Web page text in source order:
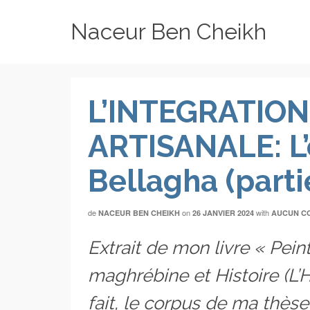
Naceur Ben Cheikh
ARTISANALE:
Bellagha
de NACEUR BEN CHEIKH on 26 JANVIER 2024 with AUCUN
Extrait de mon livre «
maghrébine et Histoire
fait, le corpus de ma